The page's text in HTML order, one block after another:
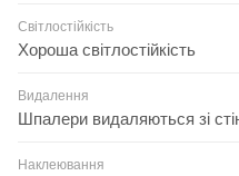
Світлостійкість
Хороша світлостійкість
Видалення
Шпалери видаляються зі
Наклеювання